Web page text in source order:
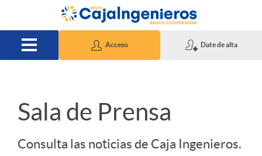
Saltar al contenido principal
Acceso Date de alta
S
Sala de Prensa
Consulta las noticias de Caja Ingenieros.